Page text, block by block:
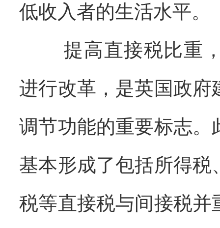
低收入者的生活水平。
提高直接税比重
进行改革，是英国政
调节功能的重要标志
基本形成了包括所得
税等直接税与间接税